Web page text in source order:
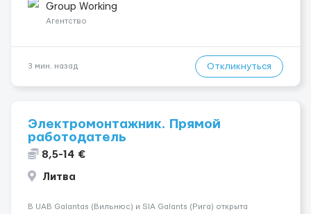
территории двора; - Уборка листвы, веток, бытовых отходов,
снега и грязи; ...
Group Working
Агентство
3 мин. назад Откликнуться
Электромонтажник. Прямой
работодатель
8,5-14 €
Литва
В UAB Galantas (Вильнюс) и SIA Galants (Рига) открыта